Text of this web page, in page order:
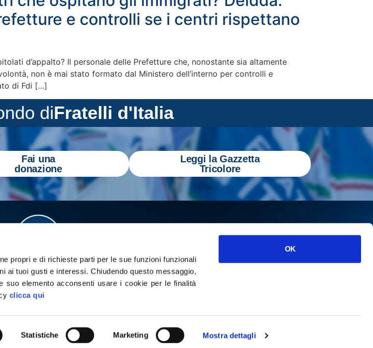
propri e di richieste parti per le sue funzioni funzionali
ai tuoi gusti e interessi.Chiudendo questo messaggio,
suo elemento acconsenti usare i cookie per le finalità
clicca qui
Statistiche Marketing Mostra dettagli
OK
e controlli se i centri rispettano
d’appalto? Il personale delle Prefetture che, nonostante sia altamente
non è mai stato formato dal Ministero dell’interno per controlli e
di Fdi […]
diFratelli d'Italia
Fai una
donazione
Leggi la Gazzetta
Tricolore
per tenerti aggiornato
riservati Privacy Policy Cookie policy